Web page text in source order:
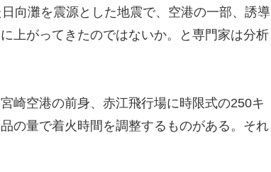
向灘を震源とした地震で、空港の一部、誘導
上がってきたのではないか。と専門家は分析
崎空港の前身、赤江飛行場に時限式の250キ
の量で着火時間を調整するものがある。それ